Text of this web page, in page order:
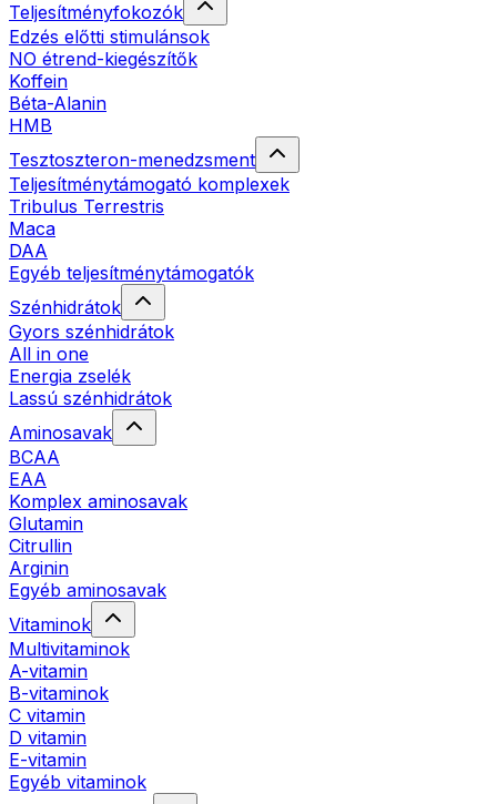
Teljesítményfokozók
Edzés előtti stimulánsok
NO étrend-kiegészítők
Koffein
Béta-Alanin
HMB
Tesztoszteron-menedzsment
Teljesítménytámogató komplexek
Tribulus Terrestris
Maca
DAA
Egyéb teljesítménytámogatók
Szénhidrátok
Gyors szénhidrátok
All in one
Energia zselék
Lassú szénhidrátok
Aminosavak
BCAA
EAA
Komplex aminosavak
Glutamin
Citrullin
Arginin
Egyéb aminosavak
Vitaminok
Multivitaminok
A-vitamin
B-vitaminok
C vitamin
D vitamin
E-vitamin
Egyéb vitaminok